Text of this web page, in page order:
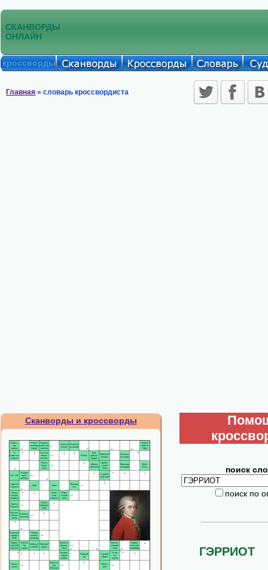
СКАНВОРДЫ
ОНЛАЙН
кроссворды
Главная » словарь кроссвордиста
Сканворды и кроссворды
поиск
поиск по
ГЭРРИОТ